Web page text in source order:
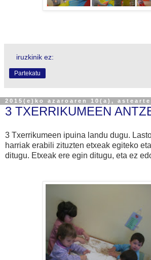
iruzkinik ez:
Partekatu
2015(e)ko azaroaren 10(a),
3 TXERRIKUMEEN
3 Txerrikumeen ipuina landu dugu.
harriak erabili zituzten etxeak egiteko
ditugu. Etxeak ere egin ditugu, eta ez